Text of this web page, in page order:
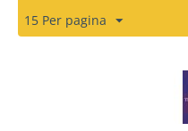
15 Per pagina